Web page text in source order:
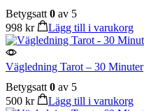
Betygsatt 0 av 5
998 kr Lägg till i varukorg
Vägledning Tarot – 30 Minuter
Betygsatt 0 av 5
500 kr Lägg till i varukorg